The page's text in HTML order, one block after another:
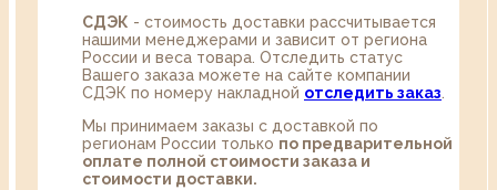
СДЭК - стоимость доставки рассчитывается
нашими менеджерами и зависит от региона
России и веса товара. Отследить статус
Вашего заказа можете на сайте компании
СДЭК по номеру накладной отследить заказ
Мы принимаем заказы с доставкой по
регионам России только по предварительной
оплате полной стоимости заказа и
стоимости доставки.